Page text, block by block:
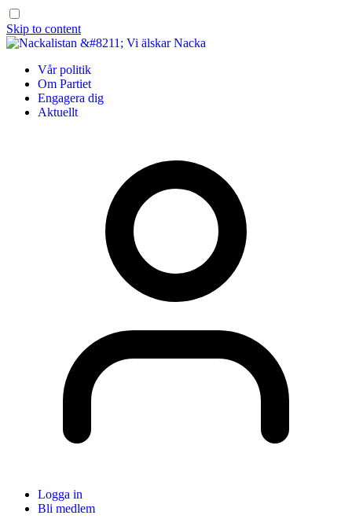
Skip to content
Vår politik
Om Partiet
Engagera dig
Aktuellt
Logga in
Bli medlem